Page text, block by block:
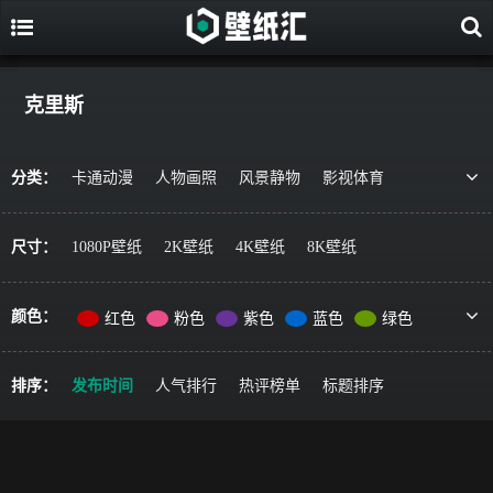
克里斯
分类： 卡通动漫 人物画照 风景静物
影视体育
艺术绘画
宇宙星空 军事科技
简约主义
尺寸： 1080P壁纸 2K壁纸 4K壁纸 8K壁纸
颜色： 红色 粉色 紫色 蓝色
绿色
黄色
橙色 棕色 灰色
黑色
彩色
排序： 发布时间 人气排行 热评榜单 标题排序